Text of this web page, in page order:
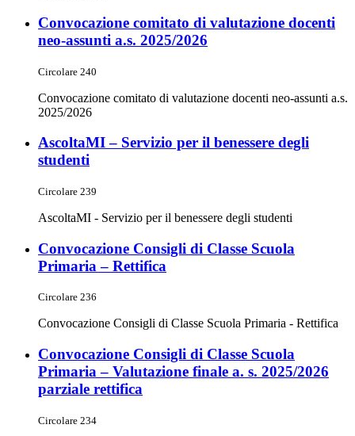
Convocazione comitato di valutazione docenti
neo-assunti a.s. 2025/2026
Circolare 240
Convocazione comitato di valutazione docenti neo-assunti a.s.
2025/2026
AscoltaMI – Servizio per il benessere degli
studenti
Circolare 239
AscoltaMI - Servizio per il benessere degli studenti
Convocazione Consigli di Classe Scuola
Primaria – Rettifica
Circolare 236
Convocazione Consigli di Classe Scuola Primaria - Rettifica
Convocazione Consigli di Classe Scuola
Primaria – Valutazione finale a. s. 2025/2026
parziale rettifica
Circolare 234